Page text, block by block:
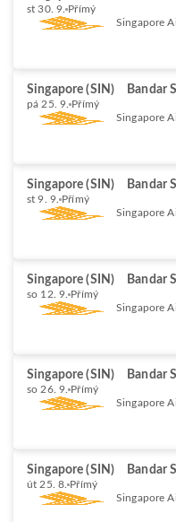
st 30. 9. Přímý
Singapore
Singapore (SIN) Bandar
pá 25. 9. Přímý
Singapore
Singapore (SIN) Bandar
st 9. 9. Přímý
Singapore
Singapore (SIN) Bandar
so 12. 9. Přímý
Singapore
Singapore (SIN) Bandar
so 26. 9. Přímý
Singapore
Singapore (SIN) Bandar
út 25. 8. Přímý
Singapore